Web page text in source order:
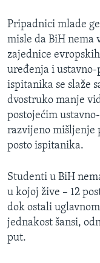
Pripadnici mlade
misle da BiH nema
zajednice
uređenja i
ispitanika se slaže
dvostruko manje
postojećim
razvijeno mišljenje
posto ispitanika.
Studenti u BiH
u kojoj žive – 12
dok ostali
jednakost šansi,
put.